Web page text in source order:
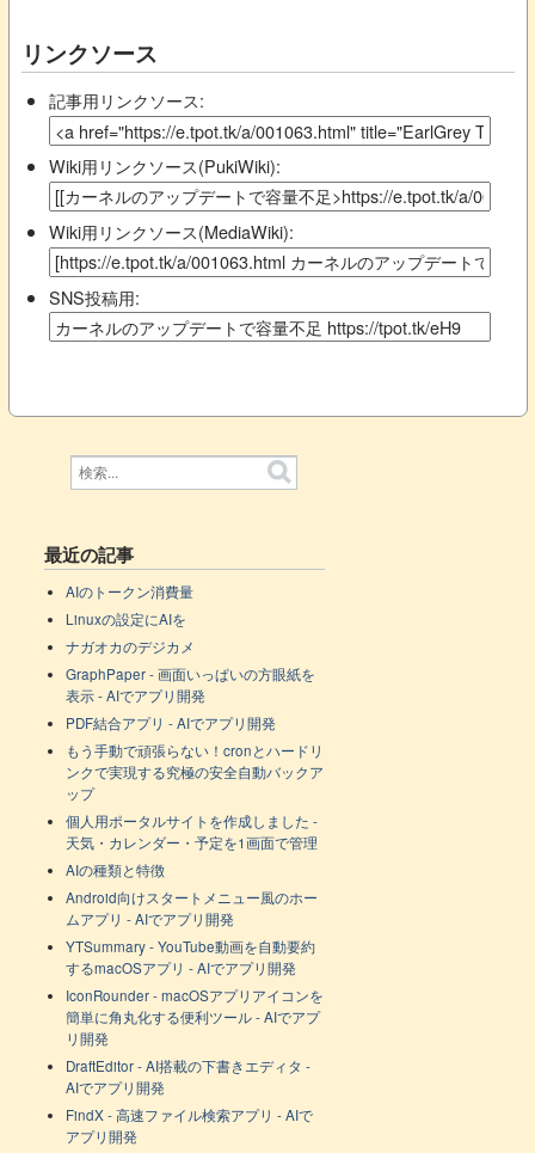
リンクソース
記事用リンクソース:
Wiki用リンクソース(PukiWiki):
Wiki用リンクソース(MediaWiki):
SNS投稿用:
最近の記事
AIのトークン消費量
Linuxの設定にAIを
ナガオカのデジカメ
GraphPaper - 画面いっぱいの方眼紙を
表示 - AIでアプリ開発
PDF結合アプリ - AIでアプリ開発
もう手動で頑張らない！cronとハードリ
ンクで実現する究極の安全自動バックア
ップ
個人用ポータルサイトを作成しました -
天気・カレンダー・予定を1画面で管理
AIの種類と特徴
Android向けスタートメニュー風のホー
ムアプリ - AIでアプリ開発
YTSummary - YouTube動画を自動要約
するmacOSアプリ - AIでアプリ開発
IconRounder - macOSアプリアイコンを
簡単に角丸化する便利ツール - AIでアプ
リ開発
DraftEditor - AI搭載の下書きエディタ -
AIでアプリ開発
FindX - 高速ファイル検索アプリ - AIで
アプリ開発